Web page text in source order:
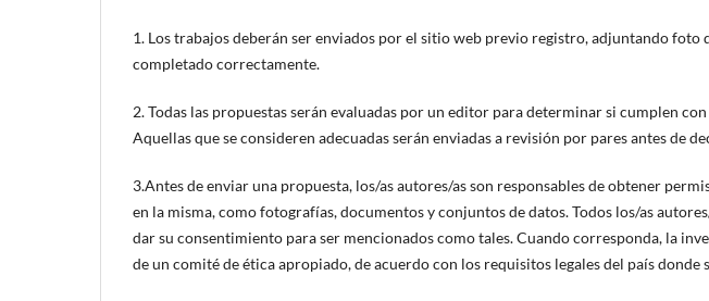
1. Los trabajos deberán ser enviados por el sitio web previo registro, adjuntando foto
completado correctamente.
2. Todas las propuestas serán evaluadas por un editor para determinar si cumplen
Aquellas que se consideren adecuadas serán enviadas a revisión por pares antes de
3.Antes de enviar una propuesta, los/as autores/as son responsables de obtener
en la misma, como fotografías, documentos y conjuntos de datos. Todos los/as
dar su consentimiento para ser mencionados como tales. Cuando corresponda, la
de un comité de ética apropiado, de acuerdo con los requisitos legales del país donde